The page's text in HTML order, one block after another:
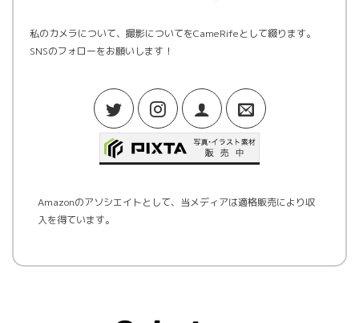
私のカメラについて、撮影についてをCameRifeとして綴ります。
SNSのフォローをお願いします！
Amazonのアソシエイトとして、当メディアは適格販売により収
入を得ています。